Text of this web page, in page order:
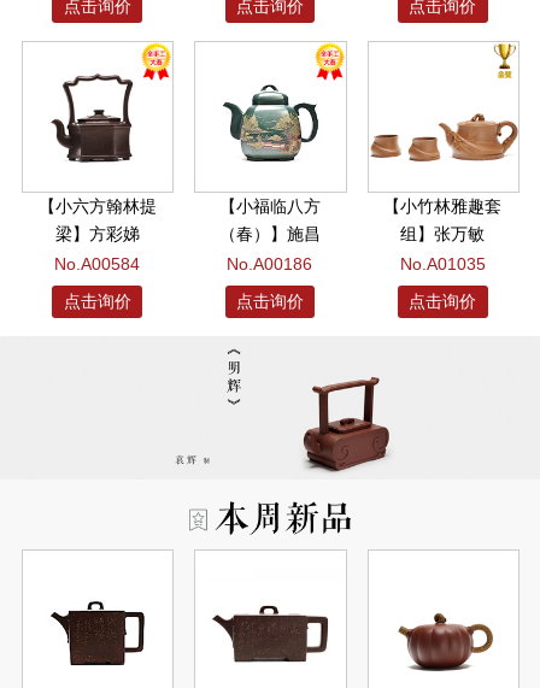
点击询价
点击询价
点击询价
【小六方翰林提
梁】方彩娣
No.A00584
点击询价
【小福临八方
（春）】施昌
No.A00186
点击询价
【小竹林雅趣套
组】张万敏
No.A01035
点击询价